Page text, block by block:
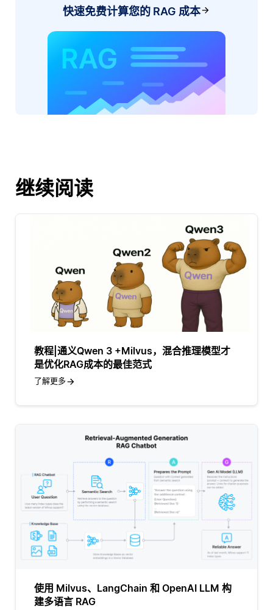
快速免费计算您的 RAG 成本
继续阅读
教程|通义Qwen 3 +Milvus，混合推理模型才
是优化RAG成本的最佳范式
了解更多
使用 Milvus、LangChain 和 OpenAI LLM 构
建多语言 RAG